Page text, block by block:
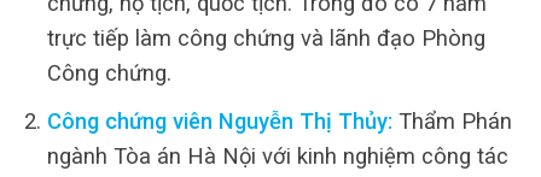
trực tiếp làm công chứng và lãnh đạo Phòng
Công chứng.
Công chứng viên Nguyễn Thị Thủy: Thẩm Phán
ngành Tòa án Hà Nội với kinh nghiệm công tác